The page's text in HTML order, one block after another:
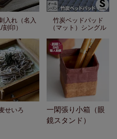
入れ（名入
刻印）
竹炭ベッドパッド
（マット）シングル
せいろ
一閑張り小箱（眼
鏡スタンド）